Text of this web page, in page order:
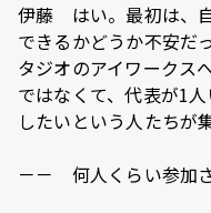
伊藤 はい。最初は、
できるかどうか不安だ
タジオのアイワークス
ではなくて、代表が1
したいという人たちが
－－ 何人くらい参加